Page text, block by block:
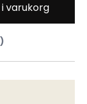
i varukorg